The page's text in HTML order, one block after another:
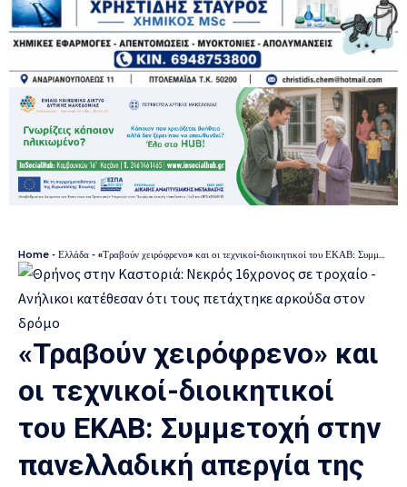
Home - Ελλάδα - «Τραβούν χειρόφρενο» και οι τεχνικοί-διοικητικοί του ΕΚΑΒ: Συμμετοχή στην πανελλαδική απεργία της 13ης Μαΐου
«Τραβούν χειρόφρενο» και
οι τεχνικοί-διοικητικοί
του ΕΚΑΒ: Συμμετοχή στην
πανελλαδική απεργία της